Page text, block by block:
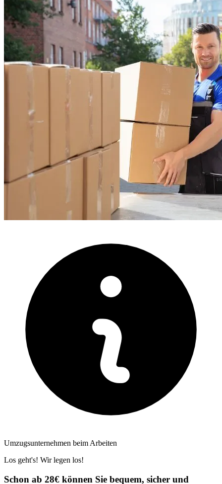
Umzugsunternehmen beim Arbeiten
Los geht's! Wir legen los!
Schon ab 28€ können Sie bequem, sicher und